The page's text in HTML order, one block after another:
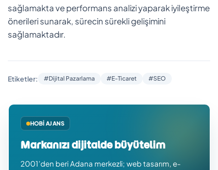
sağlamakta ve performans analizi yaparak iyileştirme
önerileri sunarak, sürecin sürekli gelişimini
sağlamaktadır.
Etiketler: #Dijital Pazarlama #E-Ticaret #SEO
HOBI AJANS
Markanızı dijitalde büyütelim
2001’den beri Adana merkezli; web tasarım, e-